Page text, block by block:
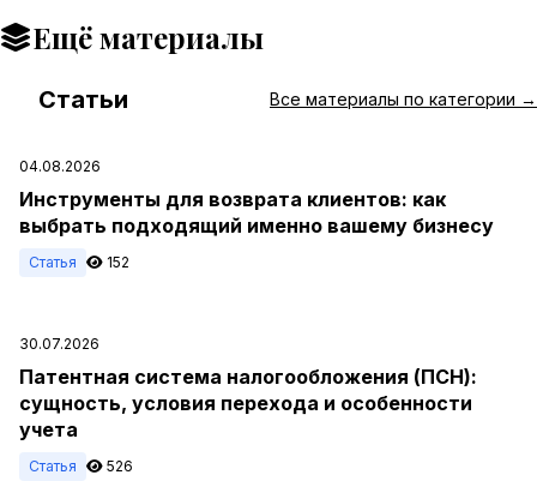
Ещё материалы
Статьи Все материалы по категории →
04.08.2026
Инструменты для возврата клиентов: как
выбрать подходящий именно вашему бизнесу
Статья 152
30.07.2026
Патентная система налогообложения (ПСН):
сущность, условия перехода и особенности
учета
Статья 526